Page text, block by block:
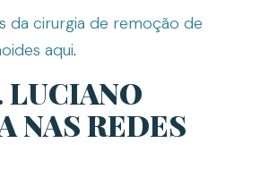
da cirurgia de remoção de
aqui.
LUCIANO
NAS REDES